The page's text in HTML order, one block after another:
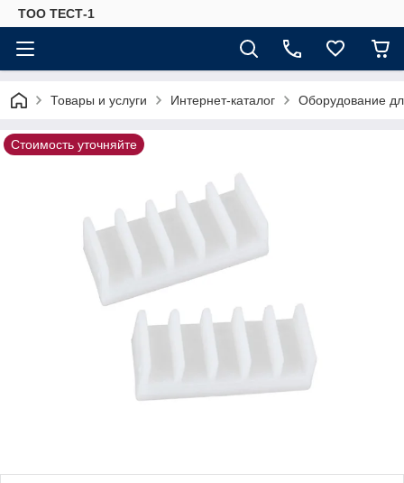
ТОО ТЕСТ-1
Товары и услуги Интернет-каталог Оборудование
Стоимость уточняйте